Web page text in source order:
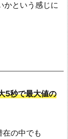
かという感じに
5秒で最大値の
の中でも